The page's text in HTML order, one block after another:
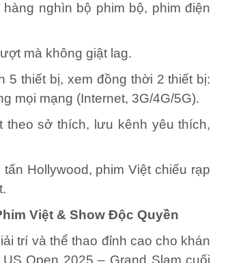
nghìn bộ phim bộ, phim điện
mà không giật lag.
thiết bị, xem đồng thời 2 thiết bị:
mọi mạng (Internet, 3G/4G/5G).
theo sở thích, lưu kênh yêu thích,
Hollywood, phim Việt chiếu rạp
Việt & Show Độc Quyền
trí và thể thao đỉnh cao cho khán